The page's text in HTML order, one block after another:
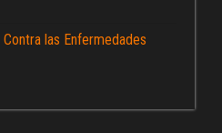
las Enfermedades